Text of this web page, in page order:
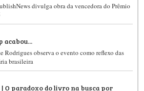
divulga obra da vencedora do Prêmio
acabou...
Rodrigues observa o evento como reflexo das
brasileira
O paradoxo do livro na busca por